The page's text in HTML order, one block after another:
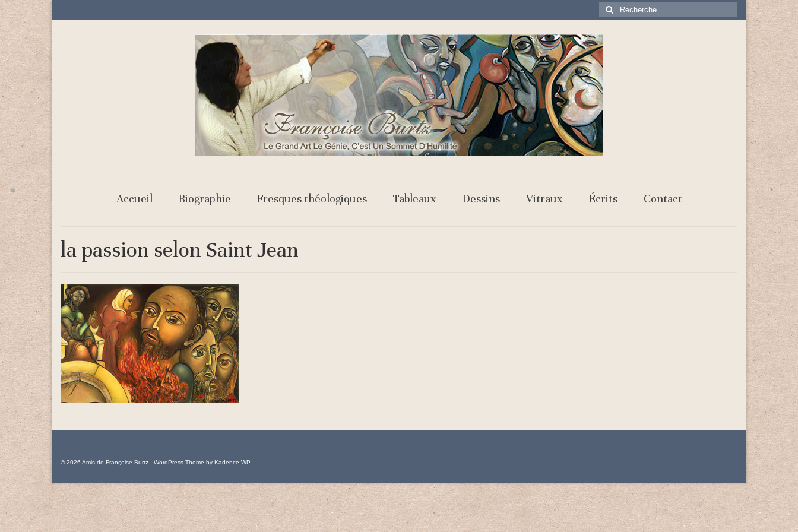
Rechercher
:
Accueil Biographie Fresques théologiques Tableaux Dessins Vitraux Écrits Contact
la passion selon Saint Jean
© 2026 Amis de Françoise Burtz - WordPress Theme by Kadence WP